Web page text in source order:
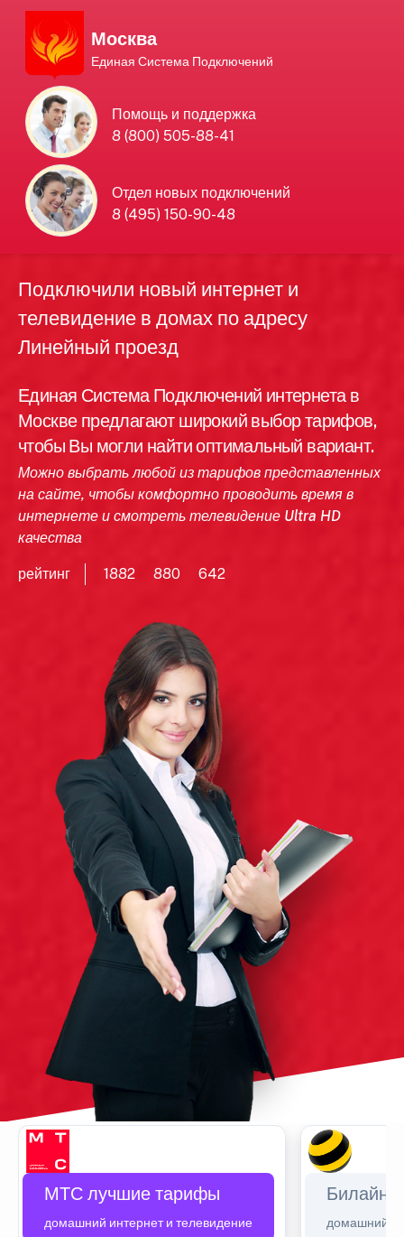
Москва
Единая Система Подключений
Помощь и поддержка
8 (800) 505-88-41
Отдел новых подключений
8 (495) 150-90-48
Единая Система
Подключений
нового интернета и
телевидения в Москве
Подключили новый интернет и
телевидение в домах по адресу
Линейный проезд
Единая Система Подключений интернета в
Москве предлагают широкий выбор тарифов,
чтобы Вы могли найти оптимальный вариант.
Можно выбрать любой из тарифов представленных
на сайте, чтобы комфортно проводить время в
интернете и смотреть телевидение Ultra HD
качества
рейтинг 1882 880 642
МТС лучшие тарифы
домашний интернет и телевидение
Билайн
домашний